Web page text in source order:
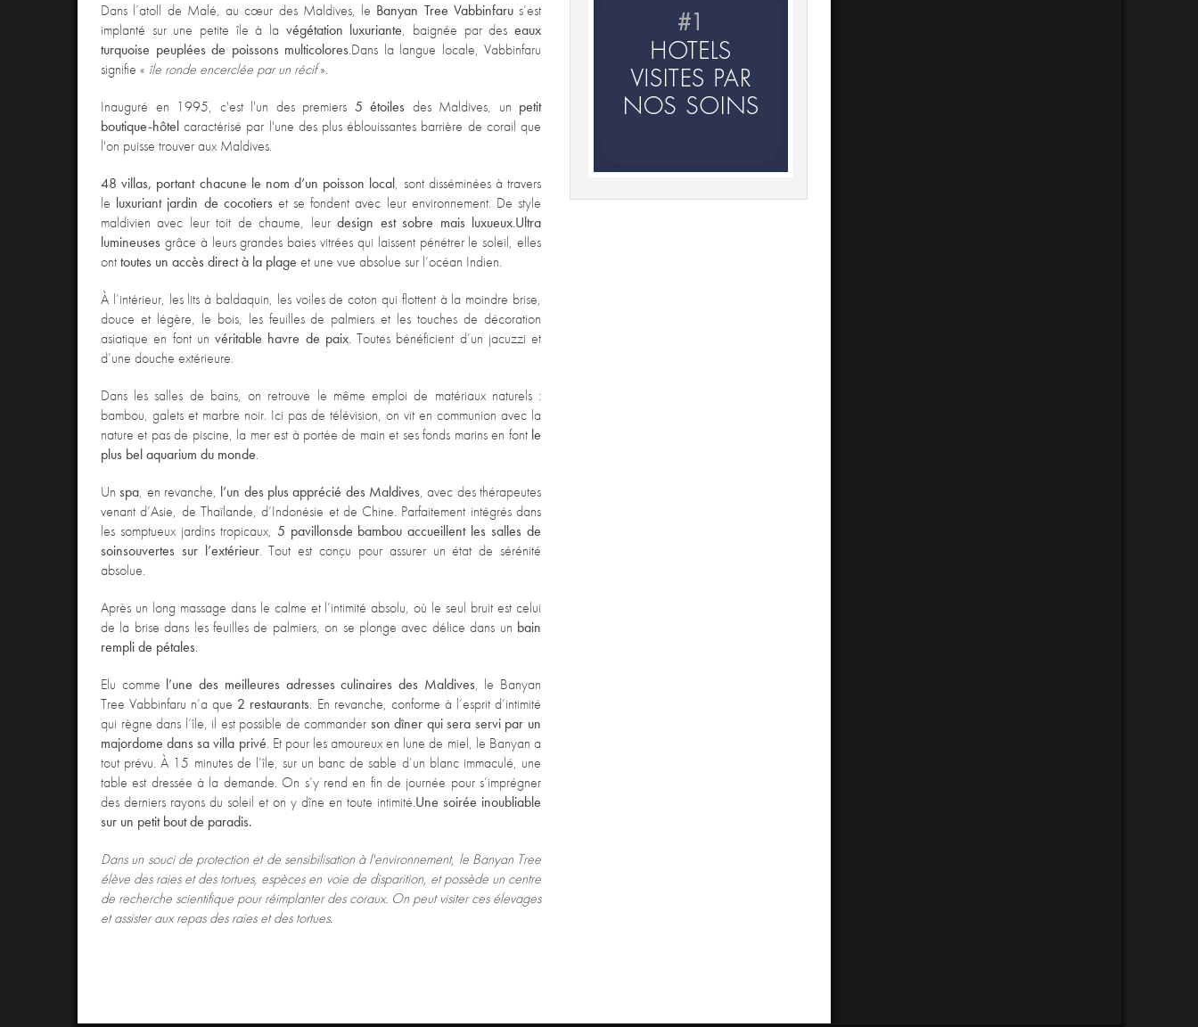
Dans l’atoll de Malé, au cœur des Maldives, le Banyan Tree Vabbinfarus’est
implanté sur une petite îleà la végétation luxuriante, baignée par deseaux
turquoise peuplées de poissons multicolores.Dans la langue locale, Vabbinfaru
signifie « île ronde encerclée par un récif».
Inauguré en 1995, c'est l'un des premiers 5 étoiles des Maldives, un petit
boutique-hôtelcaractérisé par l'une des plus éblouissantes barrière de corail que
l'on puisse trouver aux Maldives.
48 villas, portant chacune le nom d’un poisson local, sont disséminées à travers
le luxuriant jardin de cocotiers et se fondent avec leur environnement. De style
maldivien avec leur toit de chaume, leurdesign est sobre mais luxueux.Ultra
lumineuses grâce à leurs grandes baies vitrées qui laissent pénétrer le soleil, elles
onttoutes un accès direct à la plage et une vue absolue sur l’océan Indien.
À l’intérieur, les lits à baldaquin, les voiles de coton qui flottent à la moindre brise,
douce et légère, le bois, les feuilles de palmiers et les touches de décoration
asiatique en font un véritable havre de paix. Toutes bénéficient d’un jacuzzi et
d’une douche extérieure.
Dans les salles de bains, on retrouve le même emploi de matériaux naturels :
bambou, galets et marbre noir. Ici pas de télévision, on vit en communion avec la
nature et pas de piscine, la mer est à portée de main et ses fonds marins en font le
plus bel aquarium du monde.
Unspa, en revanche, l’un des plus apprécié des Maldives, avec des thérapeutes
venant d’Asie, de Thaïlande, d’Indonésie et de Chine. Parfaitement intégrés dans
les somptueux jardins tropicaux, 5 pavillonsde bambou accueillent les salles de
soinsouvertes sur l’extérieur. Tout est conçu pour assurer un état de sérénité
absolue.
Après un long massage dans le calme et l’intimité absolu, où le seul bruit est celui
de la brise dans les feuilles de palmiers, on se plonge avec délice dans un bain
rempli de pétales.
Elu comme l’une des meilleures adresses culinaires des Maldives, le Banyan
Tree Vabbinfaru n’a que 2 restaurants. En revanche, conforme à l’esprit d’intimité
qui règne dans l’île, il est possible de commander son dîner qui sera servi par un
majordome dans sa villa privé. Et pour les amoureux en lune de miel, le Banyan a
tout prévu. À 15 minutes de l’île, sur un banc de sable d’un blanc immaculé, une
table est dressée à la demande. On s’y rend en fin de journée pour s’imprégner
des derniers rayons du soleil et on y dîne en toute intimité.Une soirée inoubliable
sur un petit bout de paradis.
Dans un souci de protection et de sensibilisation à l'environnement, le Banyan Tree
élève des raies et des tortues, espèces en voie de disparition, et possède un centre
de recherche scientifique pour réimplanter des coraux. On peut visiter ces élevages
et assister aux repas des raies et des tortues.